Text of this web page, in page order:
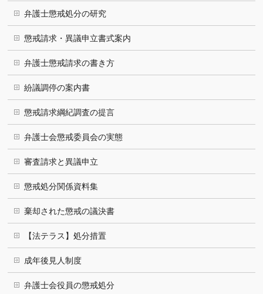
弁護士懲戒処分の研究
懲戒請求・異議申立書式案内
弁護士懲戒請求の書き方
紛議調停の案内書
懲戒請求綱紀調査の提言
弁護士会懲戒委員会の実態
審査請求と異議申立
懲戒処分関係資料集
棄却された懲戒の議決書
【法テラス】処分措置
成年後見人制度
弁護士会役員の懲戒処分